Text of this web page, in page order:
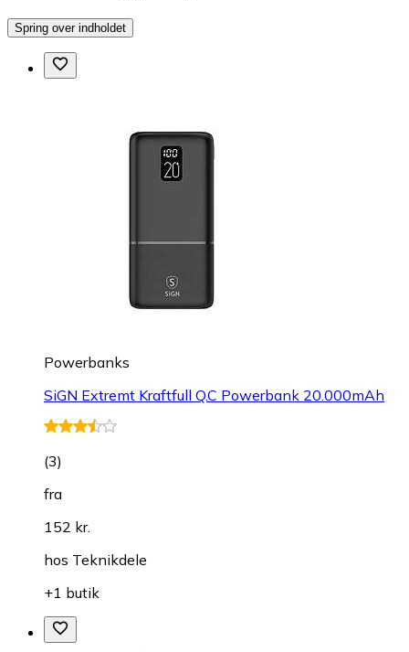
Spring over indholdet
Powerbanks
SiGN Extremt Kraftfull Q.C Powerbank 20.000mAh
(3)
fra
152 kr.
hos Teknikdele
+1 butik